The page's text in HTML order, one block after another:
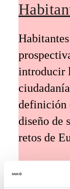
introducir
definición
diseño de
retos de